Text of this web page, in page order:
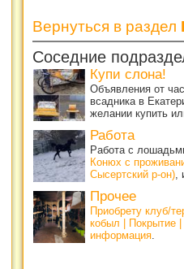
Вернуться в раздел
Соседние
Купи слона!
Объявления от
всадника в
желании купить
Работа
Работа с
Конюх с
Сысертский р-он)
Прочее
Приобрету клуб/
кобыл | Покрытие
информация